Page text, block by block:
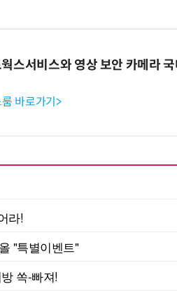
스서비스와 영상 보안 카메라
바로가기>